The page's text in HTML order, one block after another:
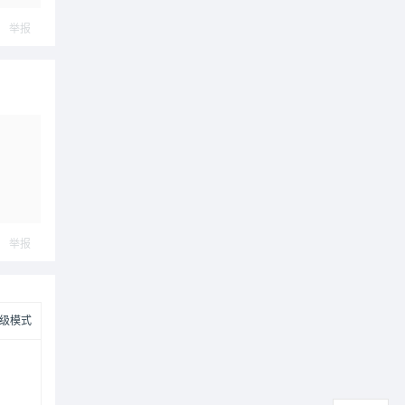
举报
举报
模式